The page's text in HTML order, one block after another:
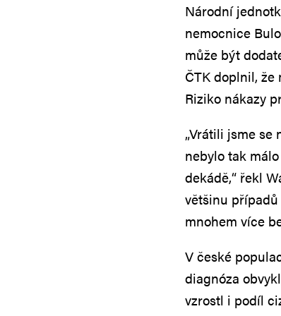
Národní
nemocnice
může být
ČTK doplnil,
Riziko nákazy
„Vrátili jsme se
nebylo tak
dekádě,“ řekl
většinu
mnohem více
V české
diagnóza
vzrostl i podíl